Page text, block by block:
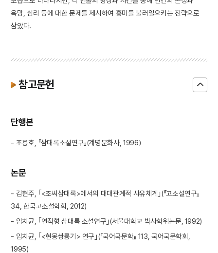
욕망, 심리 등에 대한 문제를 제시하여 흥미를 불러일으키는 전략으로
삼았다.
참고문헌
단행본
- 조용호, 『삼대록소설연구』(계명문화사, 1996)
논문
- 김현주, ｢<조씨삼대록>에서의 대대관계적 사유체계｣(『고소설연구』
34, 한국고소설학회, 2012)
- 임치균, ｢연작형 삼대록 소설연구｣(서울대학교 박사학위논문, 1992)
- 임치균, ｢<현몽쌍룡기> 연구｣(『국어국문학』 113, 국어국문학회,
1995)